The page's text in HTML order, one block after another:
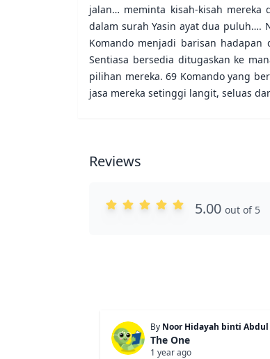
jalan… meminta kisah-kisah mereka
dalam surah Yasin ayat dua puluh….
Komando menjadi barisan
Sentiasa bersedia ditugaskan ke
pilihan mereka. 69 Komando yang
jasa mereka setinggi langit, seluas
Reviews
5.00 out of 5
By Noor Hidayah binti Abdul
The One
1 year ago